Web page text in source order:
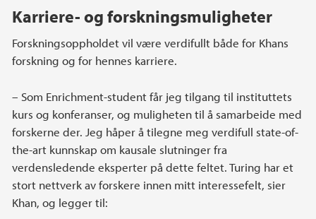
Karriere- og forskningsmuligheter
Forskningsoppholdet vil være verdifullt både for Khans
forskning og for hennes karriere.
– Som Enrichment-student får jeg tilgang til instituttets
kurs og konferanser, og muligheten til å samarbeide med
forskerne der. Jeg håper å tilegne meg verdifull state-of-
the-art kunnskap om kausale slutninger fra
verdensledende eksperter på dette feltet. Turing har et
stort nettverk av forskere innen mitt interessefelt, sier
Khan, og legger til: